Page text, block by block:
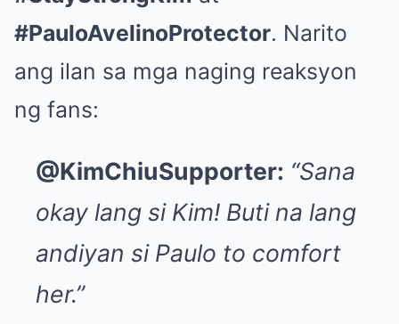
#PauloAvelinoProtector. Narito
ang ilan sa mga naging reaksyon
ng fans:
@KimChiuSupporter: “Sana
okay lang si Kim! Buti na lang
andiyan si Paulo to comfort
her.”